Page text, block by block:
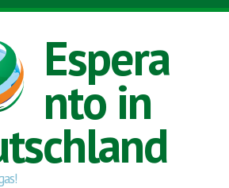
Espera
nto in